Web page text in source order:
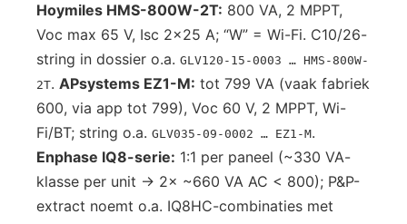
Hoymiles HMS-800W-2T: 800 VA, 2 MPPT,
Voc max 65 V, Isc 2×25 A; “W” = Wi-Fi. C10/26-
string in dossier o.a. GLV120-15-0003 … HMS-800W-
2T. APsystems EZ1-M: tot 799 VA (vaak fabriek
600, via app tot 799), Voc 60 V, 2 MPPT, Wi-
Fi/BT; string o.a. GLV035-09-0002 … EZ1-M.
Enphase IQ8-serie: 1:1 per paneel (~330 VA-
klasse per unit → 2× ~660 VA AC < 800); P&P-
extract noemt o.a. IQ8HC-combinaties met